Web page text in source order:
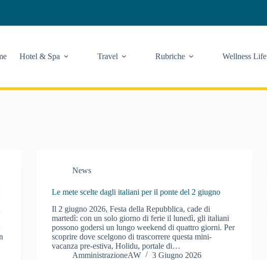
Hotel & Spa Travel Rubriche Wellness Life
News
Le mete scelte dagli italiani per il ponte del 2 giugno
Il 2 giugno 2026, Festa della Repubblica, cade di
martedì: con un solo giorno di ferie il lunedì, gli italiani
possono godersi un lungo weekend di quattro giorni. Per
scoprire dove scelgono di trascorrere questa mini-
vacanza pre-estiva, Holidu, portale di…
AmministrazioneAW
3 Giugno 2026